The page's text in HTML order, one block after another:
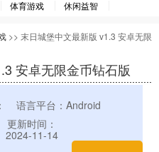
体育游戏
休闲益智
>> 末日城堡中文最新版 v1.3 安卓无限
安卓无限金币钻石版
语言平台：Android
更新时间：
2024-11-14